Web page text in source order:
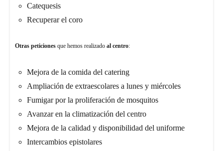
Catequesis
Recuperar el coro
Otras peticiones que hemos realizado al centro:
Mejora de la comida del catering
Ampliación de extraescolares a lunes y miércoles
Fumigar por la proliferación de mosquitos
Avanzar en la climatización del centro
Mejora de la calidad y disponibilidad del uniforme
Intercambios epistolares